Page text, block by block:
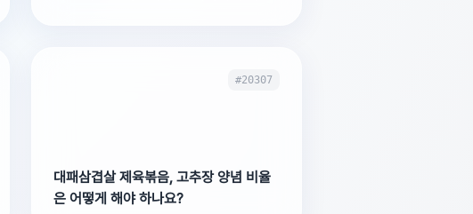
#20307
대패삼겹살 제육볶음, 고추장 양념 비율
은 어떻게 해야 하나요?